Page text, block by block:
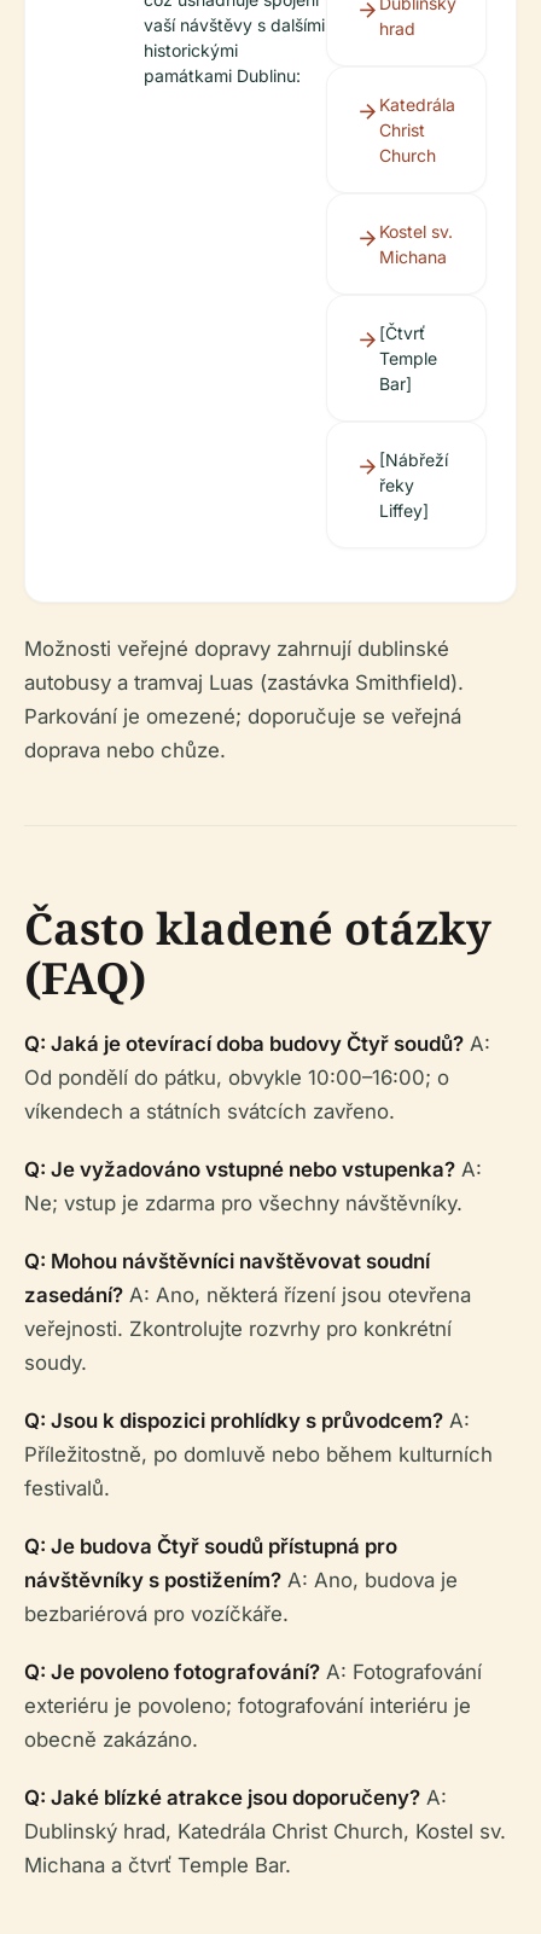
vaší návštěvy s dalšími
historickými
památkami Dublinu:
hrad
Katedrála
Christ
Church
Kostel sv.
Michana
[Čtvrť
Temple
Bar]
[Nábřeží
řeky
Liffey]
Možnosti veřejné dopravy zahrnují dublinské
autobusy a tramvaj Luas (zastávka Smithfield).
Parkování je omezené; doporučuje se veřejná
doprava nebo chůze.
Často kladené otázky
(FAQ)
Q: Jaká je otevírací doba budovy Čtyř soudů? A:
Od pondělí do pátku, obvykle 10:00–16:00; o
víkendech a státních svátcích zavřeno.
Q: Je vyžadováno vstupné nebo vstupenka? A:
Ne; vstup je zdarma pro všechny návštěvníky.
Q: Mohou návštěvníci navštěvovat soudní
zasedání? A: Ano, některá řízení jsou otevřena
veřejnosti. Zkontrolujte rozvrhy pro konkrétní
soudy.
Q: Jsou k dispozici prohlídky s průvodcem? A:
Příležitostně, po domluvě nebo během kulturních
festivalů.
Q: Je budova Čtyř soudů přístupná pro
návštěvníky s postižením? A: Ano, budova je
bezbariérová pro vozíčkáře.
Q: Je povoleno fotografování? A: Fotografování
exteriéru je povoleno; fotografování interiéru je
obecně zakázáno.
Q: Jaké blízké atrakce jsou doporučeny? A:
Dublinský hrad, Katedrála Christ Church, Kostel sv.
Michana a čtvrť Temple Bar.